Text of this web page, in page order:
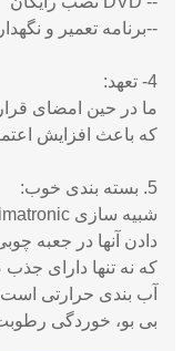
--برنامه تعمیر و
4- تعهد:
ما در حین امضای
که باعث افزایش
5. بسته بندی خوب:
دادن آنها در جعبه
که نه تنها دارای
آب بندی حرارتی
بی بو، خوردگی